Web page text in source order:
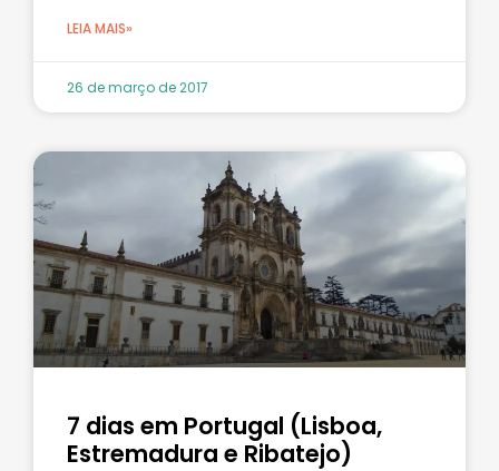
LEIA MAIS»
26 de março de 2017
7 dias em Portugal (Lisboa,
Estremadura e Ribatejo)